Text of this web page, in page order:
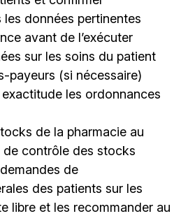
les données pertinentes
avant de lʼexécuter
sur les soins du patient
(si nécessaire)
les ordonnances
de la pharmacie au
contrôle des stocks
de
des patients sur les
libre et les recommander au